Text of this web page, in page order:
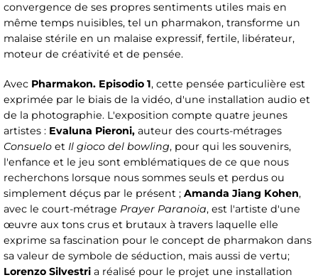
convergence de ses propres sentiments utiles mais en
même temps nuisibles, tel un pharmakon, transforme un
malaise stérile en un malaise expressif, fertile, libérateur,
moteur de créativité et de pensée.
Avec Pharmakon. Episodio 1, cette pensée particulière est
exprimée par le biais de la vidéo, d'une installation audio et
de la photographie. L'exposition compte quatre jeunes
artistes : Evaluna Pieroni, auteur des courts-métrages
Consuelo et Il gioco del bowling, pour qui les souvenirs,
l'enfance et le jeu sont emblématiques de ce que nous
recherchons lorsque nous sommes seuls et perdus ou
simplement déçus par le présent ; Amanda Jiang Kohen,
avec le court-métrage Prayer Paranoia, est l'artiste d'une
œuvre aux tons crus et brutaux à travers laquelle elle
exprime sa fascination pour le concept de pharmakon dans
sa valeur de symbole de séduction, mais aussi de vertu;
Lorenzo Silvestri a réalisé pour le projet une installation